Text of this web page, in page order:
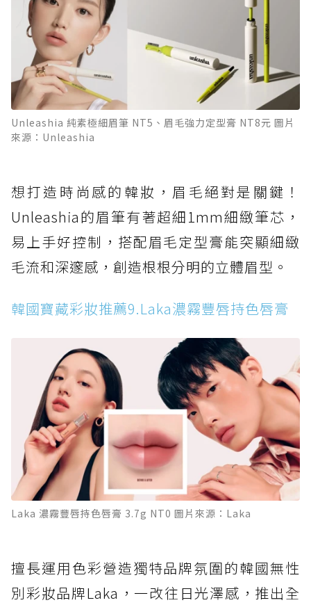
Unleashia 純素極細眉筆 NT5、眉毛強力定型膏 NT8元 圖片
來源：Unleashia
想打造時尚感的韓妝，眉毛絕對是關鍵！
Unleashia的眉筆有著超細1mm細緻筆芯，
易上手好控制，搭配眉毛定型膏能突顯細緻
毛流和深邃感，創造根根分明的立體眉型。
韓國寶藏彩妝推薦9.Laka濃霧豐唇持色唇膏
Laka 濃霧豐唇持色唇膏 3.7g NT0 圖片來源：Laka
擅長運用色彩營造獨特品牌氛圍的韓國無性
別彩妝品牌Laka，一改往日光澤感，推出全